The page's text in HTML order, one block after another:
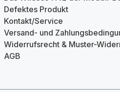
Defektes Produkt
Kontakt/Service
Versand- und
Widerrufsrecht & Muster-
AGB